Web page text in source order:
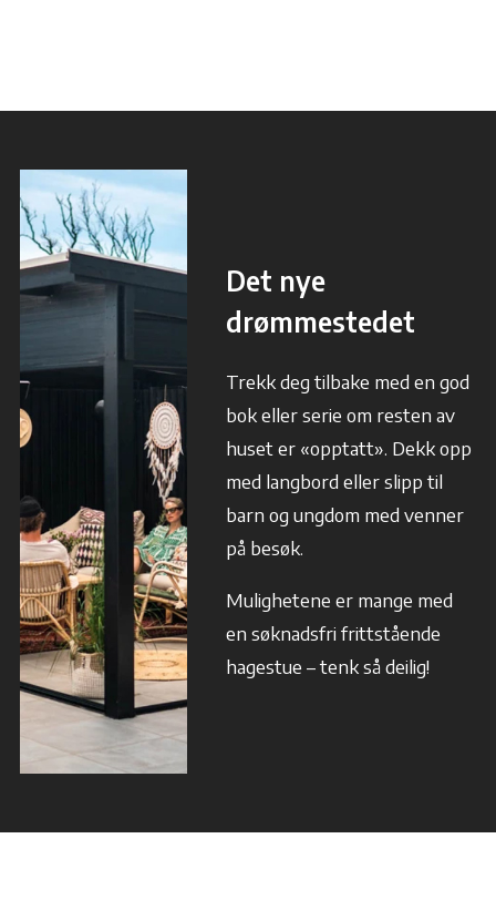
Det nye
drømmestedet
Trekk deg tilbake med en god
bok eller serie om resten av
huset er «opptatt». Dekk opp
med langbord eller slipp til
barn og ungdom med venner
på besøk.
Mulighetene er mange med
en søknadsfri frittstående
hagestue – tenk så deilig!